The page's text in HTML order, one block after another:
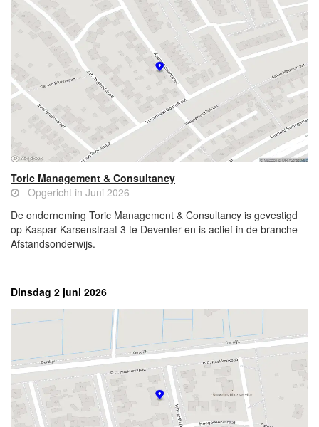
Toric Management & Consultancy
Opgericht in Juni 2026
De onderneming Toric Management & Consultancy is gevestigd
op Kaspar Karsenstraat 3 te Deventer en is actief in de branche
Afstandsonderwijs.
Dinsdag 2 juni 2026